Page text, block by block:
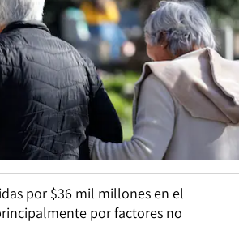
por $36 mil millones en el
por factores no